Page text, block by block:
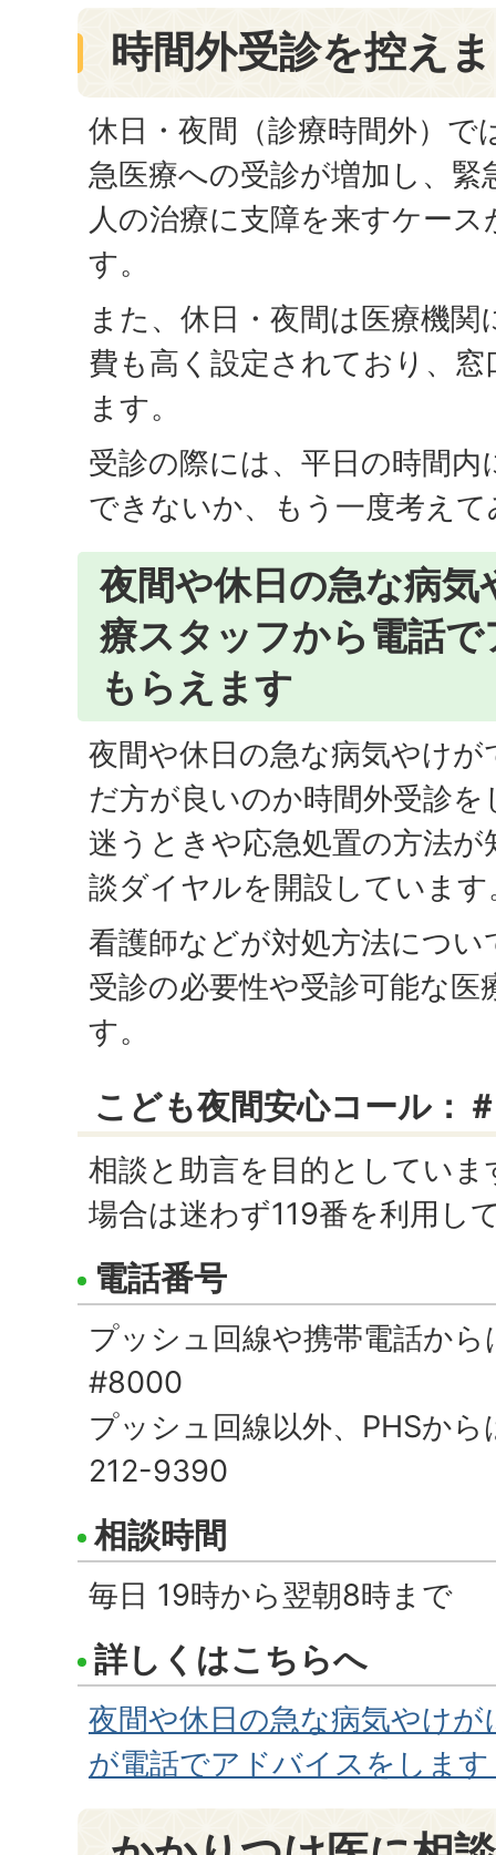
時間外受診を控え
休日・夜間（診療時間外）で
急医療への受診が増加し、緊
人の治療に支障を来すケー
す。
また、休日・夜間は医療機
費も高く設定されており、
ます。
受診の際には、平日の時間
できないか、もう一度考え
夜間や休日の急な病気
療スタッフから電話
もらえます
夜間や休日の急な病気やけが
だ方が良いのか時間外受診
迷うときや応急処置の方法
談ダイヤルを開設しています
看護師などが対処方法につ
受診の必要性や受診可能な医
す。
こども夜間安心コール：
相談と助言を目的としてい
場合は迷わず119番を利用し
電話番号
プッシュ回線や携帯電話から
#8000
プッシュ回線以外、PHSか
212-9390
相談時間
毎日 19時から翌朝8時まで
詳しくはこちらへ
夜間や休日の急な病気やけ
が電話でアドバイスをしま